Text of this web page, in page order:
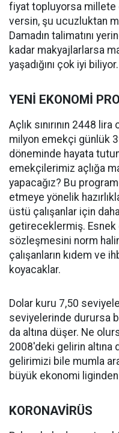
fiyat topluyorsa millete
versin, şu ucuzluktan
Damadın talimatını
kadar makyajlarlarsa
yaşadığını çok iyi biliyor.
YENİ EKONOMİ
Açlık sınırının 2448
milyon emekçi günlük
döneminde hayata
emekçilerimiz açlığa
yapacağız? Bu
etmeye yönelik
üstü çalışanlar için
getireceklermiş. Esnek
sözleşmesini norm
çalışanların kıdem ve
koyacaklar.
Dolar kuru 7,50
seviyelerinde durursa
da altına düşer. Ne
2008'deki gelirin altına
gelirimizi bile mumla
büyük ekonomi
KORONAVİRÜS